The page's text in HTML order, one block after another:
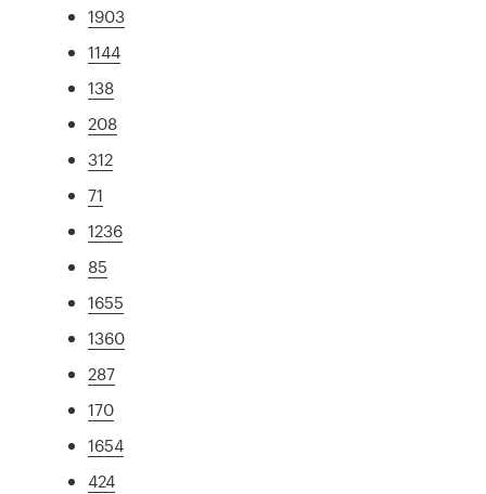
1903
1144
138
208
312
71
1236
85
1655
1360
287
170
1654
424